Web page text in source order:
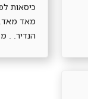
כיסאות
מאד
הנדיר. .